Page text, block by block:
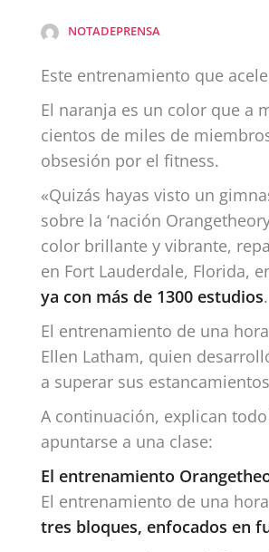
NOTADEPRENSA
Este entrenamiento que
El naranja es un color que a
cientos de miles de
obsesión por el fitness.
«Quizás hayas visto un
sobre la ‘nación
color brillante y vibrante,
en Fort Lauderdale, Florida,
ya con más de 1300 estudios.
El entrenamiento de una
Ellen Latham, quien
a superar sus
A continuación, explican
apuntarse a una clase:
El entrenamiento
El entrenamiento de una
tres bloques, enfocados en